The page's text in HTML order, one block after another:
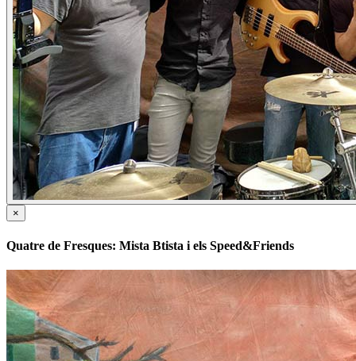
×
Quatre de Fresques: Mista Btista i els Speed&Friends